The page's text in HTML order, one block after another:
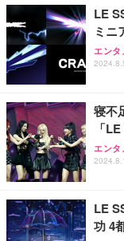
LE
ミニ
エンタ
寝不
「
エンタ
LE
功 4